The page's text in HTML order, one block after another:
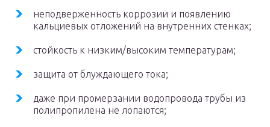
неподверженность коррозии и появлению
кальциевых отложений на внутренних стенках;
стойкость к низким/высоким температурам;
защита от блуждающего тока;
даже при промерзании водопровода трубы из
полипропилена не лопаются;